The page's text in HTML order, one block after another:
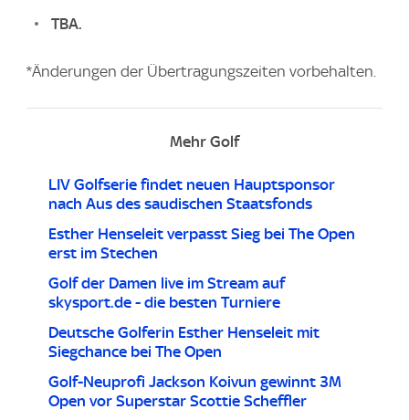
TBA.
*Änderungen der Übertragungszeiten vorbehalten.
Mehr Golf
LIV Golfserie findet neuen Hauptsponsor
nach Aus des saudischen Staatsfonds
Esther Henseleit verpasst Sieg bei The Open
erst im Stechen
Golf der Damen live im Stream auf
skysport.de - die besten Turniere
Deutsche Golferin Esther Henseleit mit
Siegchance bei The Open
Golf-Neuprofi Jackson Koivun gewinnt 3M
Open vor Superstar Scottie Scheffler